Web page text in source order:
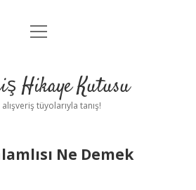
Anasayfa
Yasal Uyarı
menüyü
Hikaye Kutusu
tüyolarıyla tanış!
Ne Demek